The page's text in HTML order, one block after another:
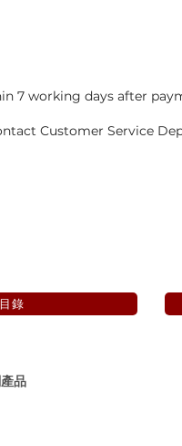
7 working days after
Customer Service
錄
品